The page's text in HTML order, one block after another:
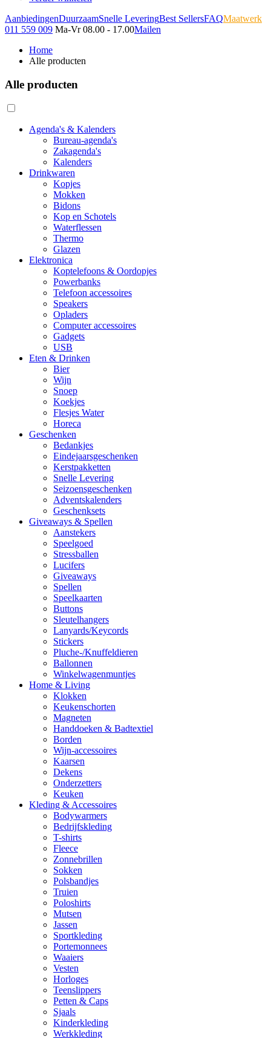
AanbiedingenDuurzaamSnelle LeveringBest SellersFAQMaatwerk
011 559 009 Ma-Vr 08.00 - 17.00Mailen
Home
Alle producten
Alle producten
Agenda's & Kalenders
Bureau-agenda's
Zakagenda's
Kalenders
Drinkwaren
Kopjes
Mokken
Bidons
Kop en Schotels
Waterflessen
Thermo
Glazen
Elektronica
Koptelefoons & Oordopjes
Powerbanks
Telefoon accessoires
Speakers
Opladers
Computer accessoires
Gadgets
USB
Eten & Drinken
Bier
Wijn
Snoep
Koekjes
Flesjes Water
Horeca
Geschenken
Bedankjes
Eindejaarsgeschenken
Kerstpakketten
Snelle Levering
Seizoensgeschenken
Adventskalenders
Geschenksets
Giveaways & Spellen
Aanstekers
Speelgoed
Stressballen
Lucifers
Giveaways
Spellen
Speelkaarten
Buttons
Sleutelhangers
Lanyards/Keycords
Stickers
Pluche-/Knuffeldieren
Ballonnen
Winkelwagenmuntjes
Home & Living
Klokken
Keukenschorten
Magneten
Handdoeken & Badtextiel
Borden
Wijn-accessoires
Kaarsen
Dekens
Onderzetters
Keuken
Kleding & Accessoires
Bodywarmers
Bedrijfskleding
T-shirts
Fleece
Zonnebrillen
Sokken
Polsbandjes
Truien
Poloshirts
Mutsen
Jassen
Sportkleding
Portemonnees
Waaiers
Vesten
Horloges
Teenslippers
Petten & Caps
Sjaals
Kinderkleding
Werkkleding